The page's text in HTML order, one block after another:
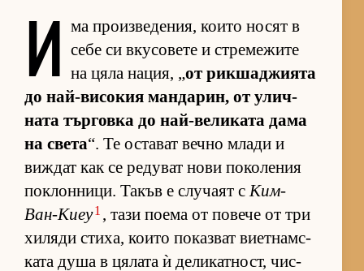
И ма про­из­ве­де­ния, ко­ито но­сят в
себе си вку­со­вете и стре­ме­жите
на цяла на­ция, „от рик­ша­джи­ята
до най-ви­со­кия ман­да­рин, от улич­
ната тър­говка до най-ве­ли­ката дама
на света“. Те ос­та­ват вечно млади и
виж­дат как се ре­ду­ват нови по­ко­ле­ния
пок­лон­ни­ци. Та­къв е слу­чаят сКим-
Ван-Киеу1 , тази по­ема от по­вече от три
хи­ляди сти­ха, ко­ито по­каз­ват ви­ет­нам­с­
ката душа в ця­лата ѝ де­ли­кат­ност, чис­